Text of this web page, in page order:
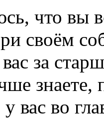
что вы
своём
вас за
знаете,
вас во